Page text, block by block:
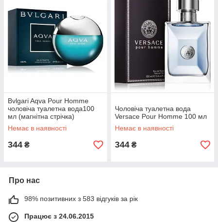
Bvlgari Aqva Pour Homme
чоловіча туалетна вода100
мл (магнітна стрічка)
Немає в наявності
344 ₴
Чоловіча туалетна вода
Versace Pour Homme 100 мл
Немає в наявності
344 ₴
Про нас
98% позитивних з 583 відгуків за рік
Працює з 24.06.2015